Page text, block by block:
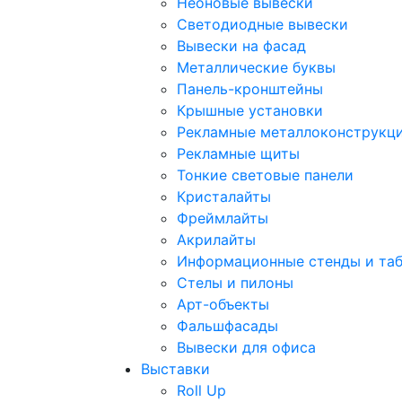
Светодиодные вывески
Вывески на фасад
Металлические буквы
Панель-кронштейны
Крышные установки
Рекламные
Рекламные щиты
Тонкие световые панели
Кристалайты
Фреймлайты
Акрилайты
Информационные стенды и
Стелы и пилоны
Арт-объекты
Фальшфасады
Вывески для офиса
Выставки
Roll Up